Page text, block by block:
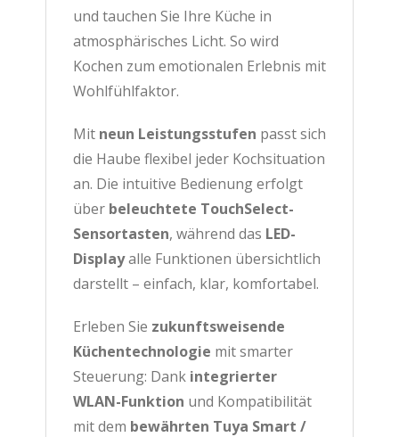
und tauchen Sie Ihre Küche in
atmosphärisches Licht. So wird
Kochen zum emotionalen Erlebnis mit
Wohlfühlfaktor.
Mit neun Leistungsstufen passt sich
die Haube flexibel jeder Kochsituation
an. Die intuitive Bedienung erfolgt
über beleuchtete TouchSelect-
Sensortasten, während das LED-
Displayalle Funktionen übersichtlich
darstellt – einfach, klar, komfortabel.
Erleben Sie zukunftsweisende
Küchentechnologie mit smarter
Steuerung: Dank integrierter
WLAN-Funktion und Kompatibilität
mit dem bewährten Tuya Smart /